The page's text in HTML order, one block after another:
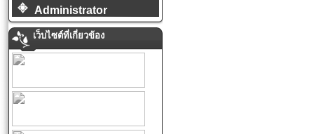
Administrator
เว็บไซต์ที่เกี่ยวข้อง